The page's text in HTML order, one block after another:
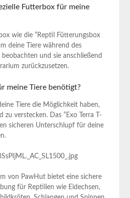
Futterbox für meine⁣
wie die ‌“Reptil Fütterungsbox
deine Tiere während des
beobachten und sie anschließend
zurückzusetzen.
meine Tiere‍ benötigt?
Tiere die Möglichkeit haben,
zu verstecken. Das ⁣“Exo Terra T-
sicheren Unterschlupf für deine
von PawHut bietet eine sichere
für Reptilien wie Eidechsen,